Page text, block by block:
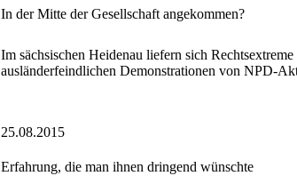
In der Mitte der Gesellschaft angekommen?
Im sächsischen Heidenau liefern sich
ausländerfeindlichen Demonstrationen von NPD-
25.08.2015
Erfahrung, die man ihnen dringend wünschte